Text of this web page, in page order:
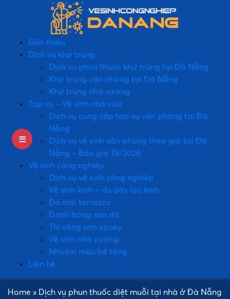
Giới thiệu
Dịch vụ khử trùng
Dịch vụ phun thuốc khử trùng tại Đà Nẵng
Khử trùng văn phòng tại Đà Nẵng
Khử trùng nhà xưởng
Tạp vụ – Vệ sinh nhà cửa
Dịch vụ cung cấp tạp vụ văn phòng tại Đà
Nẵng
Dịch vụ vệ sinh văn phòng theo giờ tại Đà
Nẵng – Báo giá T8/2026
Vệ sinh công nghiệp
Dịch vụ vệ sinh công nghiệp
Vệ sinh kính – đu dây lau kính
Đá mài terrazzo
Đánh bóng sàn đá
Thi công sơn epoxy
Vệ sinh nhà xưởng
Nhuộm màu bê tông
Liên hệ
Home » Dịch vụ phun thuốc diệt muỗi tại nhà ở Đà Nẵng